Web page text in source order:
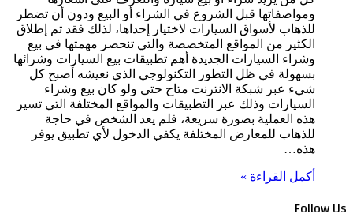
ومواصفاتها قبل الشروع في الشراء أو البيع ودون أن تضطر
للذهاب لأسواق السيارات لاختيار إحداها، لذلك فقد تم إطلاق
الكثير من المواقع المتخصصة والتي تنحصر مهمتها في بيع
وشراء السيارات الجديدة أهم تطبيقات بيع السيارات وشرائها
بسهولة في ظل التطور التكنولوجي الذي نعيشه أصبح كل
شيء عبر شبكة الانترنت متاح حتى ولو كان بيع وشراء
السيارات وذلك عبر التطبيقات والمواقع المختلفة التي تسير
هذه العملية بصورة سريعة، فلم يعد الشخص في حاجة
للذهاب للمعارض المختلفة يكفي الدخول لأي تطبيق يوفر
هذه…
أكمل القراءة »
Follow Us